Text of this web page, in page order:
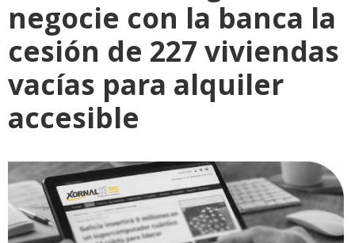
negocie con la banca la
cesión de 227 viviendas
vacías para alquiler
accesible